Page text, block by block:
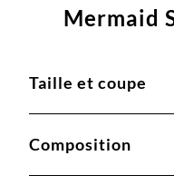
Mermaid
Taille et coupe
Composition